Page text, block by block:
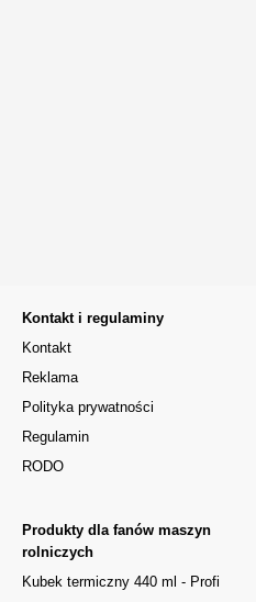
Kontakt i regulaminy
Kontakt
Reklama
Polityka prywatności
Regulamin
RODO
Produkty dla fanów maszyn
rolniczych
Kubek termiczny 440 ml - Profi